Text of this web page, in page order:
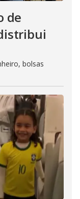
de
bolsas